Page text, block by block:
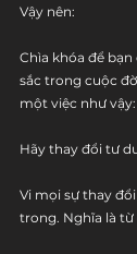
Vậy nên:
Chìa khóa để
sắc trong cuộc
một việc như vậy:
Hãy thay đổi tư
Vi mọi sự thay
trong. Nghĩa là từ